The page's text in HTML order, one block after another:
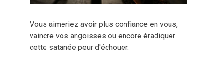
Vous aimeriez avoir plus confiance en vous,
vaincre vos angoisses ou encore éradiquer
cette satanée peur d'échouer.